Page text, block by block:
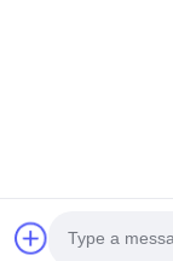
© 2024-